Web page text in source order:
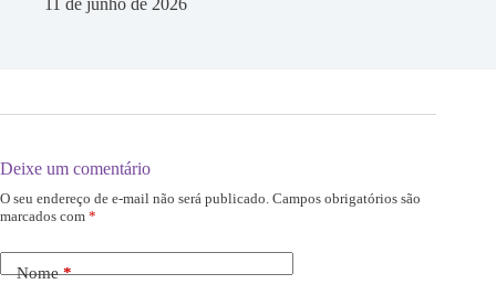
Deixe um comentário
O seu endereço de e-mail não será publicado. Campos obrigatórios são
marcados com *
Nome*